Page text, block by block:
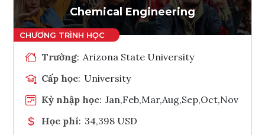
Chemical Engineering
Trường: Arizona State University
Cấp học: University
Kỳ nhập học: Jan,Feb,Mar,Aug,Sep,Oct,Nov
Học phí: 34,398 USD